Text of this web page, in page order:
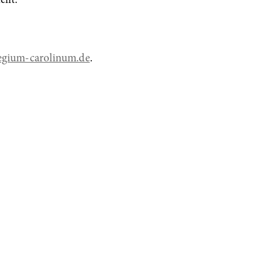
carolinum.de.